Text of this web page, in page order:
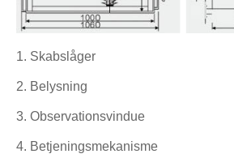
1. Skabslåger
2. Belysning
3. Observationsvindue
4. Betjeningsmekanisme